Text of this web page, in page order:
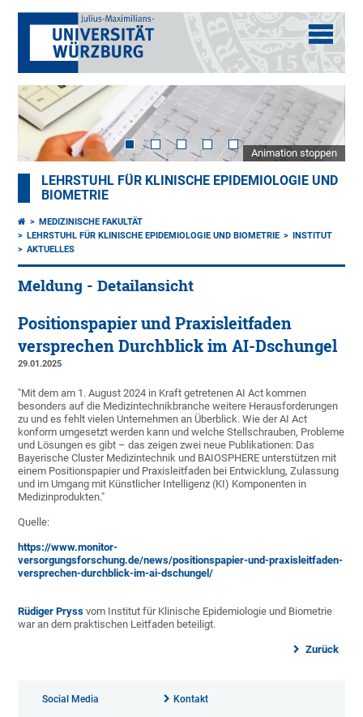
Animation stoppen
LEHRSTUHL FÜR KLINISCHE EPIDEMIOLOGIE UND
BIOMETRIE
MEDIZINISCHE FAKULTÄT
LEHRSTUHL FÜR KLINISCHE EPIDEMIOLOGIE UND BIOMETRIE
INSTITUT
AKTUELLES
Meldung - Detailansicht
Positionspapier und Praxisleitfaden
versprechen Durchblick im AI-Dschungel
29.01.2025
"Mit dem am 1. August 2024 in Kraft getretenen AI Act kommen
besonders auf die Medizintechnikbranche weitere Herausforderungen
zu und es fehlt vielen Unternehmen an Überblick. Wie der AI Act
konform umgesetzt werden kann und welche Stellschrauben, Probleme
und Lösungen es gibt – das zeigen zwei neue Publikationen: Das
Bayerische Cluster Medizintechnik und BAIOSPHERE unterstützen mit
einem Positionspapier und Praxisleitfaden bei Entwicklung, Zulassung
und im Umgang mit Künstlicher Intelligenz (KI) Komponenten in
Medizinprodukten."
Quelle:
https://www.monitor-
versorgungsforschung.de/news/positionspapier-und-praxisleitfaden-
versprechen-durchblick-im-ai-dschungel/
Rüdiger Pryss vom Institut für Klinische Epidemiologie und Biometrie
war an dem praktischen Leitfaden beteiligt.
Zurück
Social Media Kontakt